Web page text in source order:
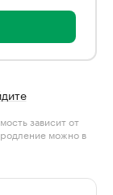
зависит от
можно в